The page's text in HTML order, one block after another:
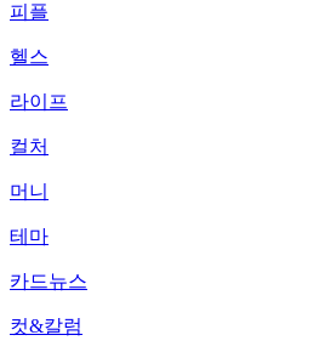
피플
헬스
라이프
컬처
머니
테마
카드뉴스
컷&칼럼